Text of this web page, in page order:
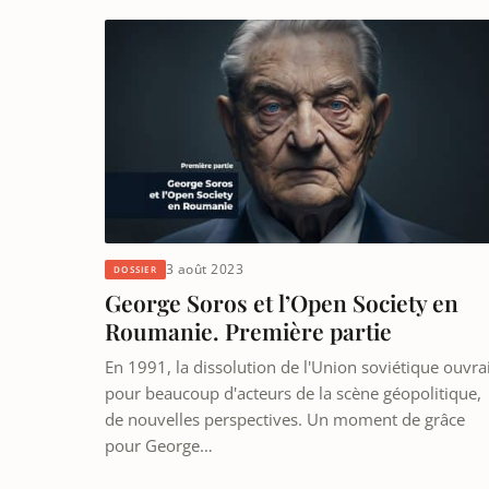
DOSSIER 3 août 2023
George Soros et l’Open Society en
Roumanie. Première partie
En 1991, la dissolution de l'Union soviétique
pour beaucoup d'acteurs de la scène géopolitique,
de nouvelles perspectives. Un moment de grâce
pour George…